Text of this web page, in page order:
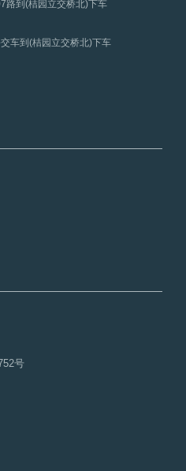
路到(桔园立交桥北)下车
车到(桔园立交桥北)下车
号